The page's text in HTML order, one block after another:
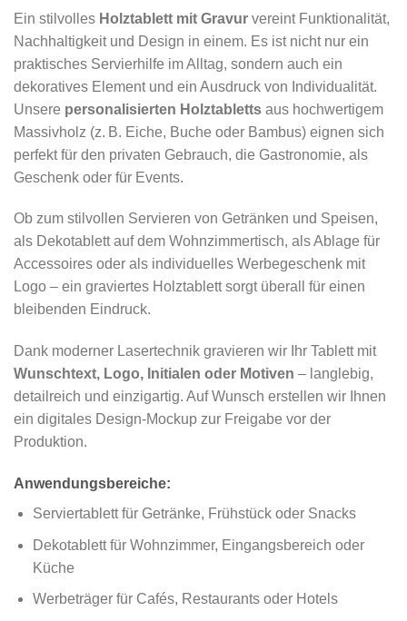
Ein stilvolles Holztablett mit Gravur vereint Funktionalität,
Nachhaltigkeit und Design in einem. Es ist nicht nur ein
praktisches Servierhilfe im Alltag, sondern auch ein
dekoratives Element und ein Ausdruck von Individualität.
Unsere personalisierten Holztabletts aus hochwertigem
Massivholz (z. B. Eiche, Buche oder Bambus) eignen sich
perfekt für den privaten Gebrauch, die Gastronomie, als
Geschenk oder für Events.
Ob zum stilvollen Servieren von Getränken und Speisen,
als Dekotablett auf dem Wohnzimmertisch, als Ablage für
Accessoires oder als individuelles Werbegeschenk mit
Logo – ein graviertes Holztablett sorgt überall für einen
bleibenden Eindruck.
Dank moderner Lasertechnik gravieren wir Ihr Tablett mit
Wunschtext, Logo, Initialen oder Motiven – langlebig,
detailreich und einzigartig. Auf Wunsch erstellen wir Ihnen
ein digitales Design-Mockup zur Freigabe vor der
Produktion.
Anwendungsbereiche:
Serviertablett für Getränke, Frühstück oder Snacks
Dekotablett für Wohnzimmer, Eingangsbereich oder
Küche
Werbeträger für Cafés, Restaurants oder Hotels